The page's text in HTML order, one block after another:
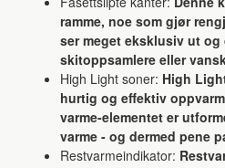
ramme, noe som gjør
ser meget eksklusiv ut og
skitoppsamlere eller
High Light soner: High
hurtig og effektiv
varme-elementet er
varme - og dermed pene
Restvarmeindikator: